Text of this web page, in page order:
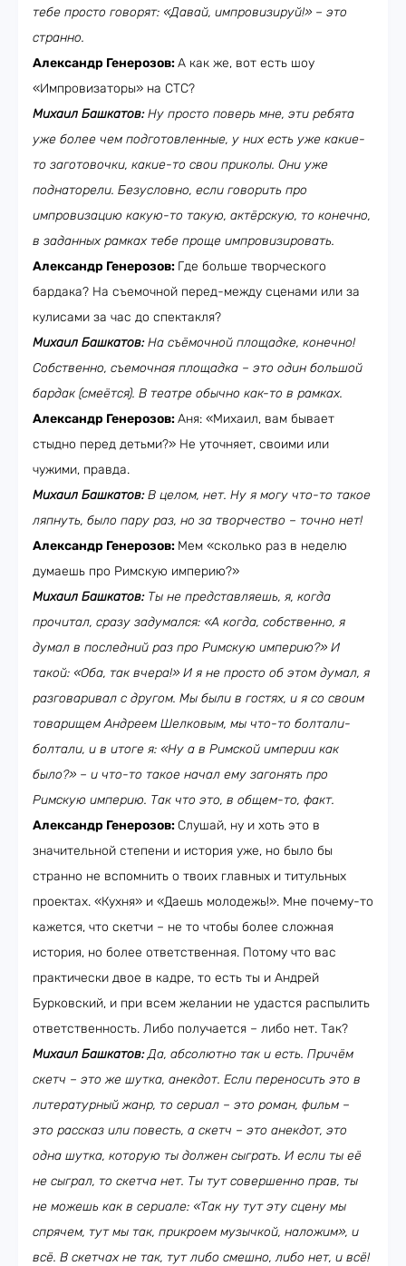
тебе просто говорят: «Давай, импровизируй!» – это
странно.
Александр Генерозов:А как же, вот есть шоу
«Импровизаторы» на СТС?
Михаил Башкатов:Ну просто поверь мне, эти ребята
уже более чем подготовленные, у них есть уже какие-
то заготовочки, какие-то свои приколы. Они уже
поднаторели. Безусловно, если говорить про
импровизацию какую-то такую, актёрскую, то конечно,
в заданных рамках тебе проще импровизировать.
Александр Генерозов: Где больше творческого
бардака? На съемочной перед-между сценами или за
кулисами за час до спектакля?
Михаил Башкатов:На съёмочной площадке, конечно!
Собственно, съемочная площадка – это один большой
бардак (смеётся). В театре обычно как-то в рамках.
Александр Генерозов:Аня: «Михаил, вам бывает
стыдно перед детьми?» Не уточняет, своими или
чужими, правда.
Михаил Башкатов:В целом, нет. Ну я могу что-то такое
ляпнуть, было пару раз, но за творчество – точно нет!
Александр Генерозов: Мем «сколько раз в неделю
думаешь про Римскую империю?»
Михаил Башкатов: Ты не представляешь, я, когда
прочитал, сразу задумался: «А когда, собственно, я
думал в последний раз про Римскую империю?» И
такой: «Оба, так вчера!» И я не просто об этом думал, я
разговаривал с другом. Мы были в гостях, и я со своим
товарищем Андреем Шелковым, мы что-то болтали-
болтали, и в итоге я: «Ну а в Римской империи как
было?» – и что-то такое начал ему загонять про
Римскую империю. Так что это, в общем-то, факт.
Александр Генерозов: Слушай, ну и хоть это в
значительной степени и история уже, но было бы
странно не вспомнить о твоих главных и титульных
проектах. «Кухня» и «Даешь молодежь!». Мне почему-то
кажется, что скетчи – не то чтобы более сложная
история, но более ответственная. Потому что вас
практически двое в кадре, то есть ты и Андрей
Бурковский, и при всем желании не удастся распылить
ответственность. Либо получается – либо нет. Так?
Михаил Башкатов:Да, абсолютно так и есть. Причём
скетч – это же шутка, анекдот. Если переносить это в
литературный жанр, то сериал – это роман, фильм –
это рассказ или повесть, а скетч – это анекдот, это
одна шутка, которую ты должен сыграть. И если ты её
не сыграл, то скетча нет. Ты тут совершенно прав, ты
не можешь как в сериале: «Так ну тут эту сцену мы
спрячем, тут мы так, прикроем музычкой, наложим», и
всё. В скетчах не так, тут либо смешно, либо нет, и всё!